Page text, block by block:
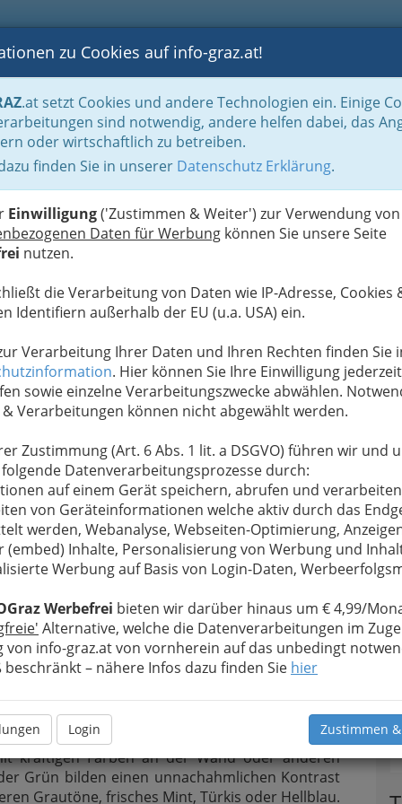
BLOGS FOTOS GASTRONOMIE BRANCHEN
zu Cookies auf info-graz.at!
.at setzt Cookies und andere Technologien ein. Einige
sind notwendig, andere helfen dabei, das
oder wirtschaftlich zu betreiben.
finden Sie in unserer Datenschutz Erklärung.
Einwilligung('Zustimmen & Weiter') zur Verwendung von
Daten für Werbung können Sie unsere Seite
nutzen.
die Verarbeitung von Daten wie IP-Adresse, Cookies
Identifiern außerhalb der EU (u.a. USA) ein.
Verarbeitung Ihrer Daten und Ihren Rechten finden Sie
. Hier können Sie Ihre Einwilligung jederzeit
sowie einzelne Verarbeitungszwecke abwählen.
& Verarbeitungen können nicht abgewählt werden.
Zustimmung (Art. 6 Abs. 1 lit. a DSGVO) führen wir und
Datenverarbeitungsprozesse durch:
auf einem Gerät speichern, abrufen und
von Geräteinformationen welche aktiv durch das
werden, Webanalyse, Webseiten-Optimierung,
(embed) Inhalte, Personalisierung von Werbung und
Werbung auf Basis von Login-Daten,
Werbefrei bieten wir darüber hinaus um € 4,99/
Alternative, welche die Datenverarbeitungen im
von info-graz.at von vornherein auf das unbedingt
beschränkt – nähere Infos dazu finden Sie hier
Login Zustimmen
Handel in Graz Dinge des täglichen Lebens Einrichtung Möbel und
So gelingt das
rustikal und modern
Optik, sondern versprühen
ein Muss, sondern lassen sich wunderbar
Blautönen zur Geltung kommt oder Esche bei
Tipps.
sind besonders angesagt
nie aus der Mode kommt. Erlaubt ist, was
Damit dieEchtholz-Stückeoptimal zur Geltung
auchOnline-IdeenderEinrichtungshäuser
und dunkle Hölzer werden mit verschiedenen
passen längst nicht zu allen Holzarten.
zur Verfügung, die sich mit ein wenig
setzen lassen.
Tische, Kommoden und Co.
kräftigen Farben an der Wand oder anderen
Grün bilden einen unnachahmlichen Kontrast
Grautöne, frisches Mint, Türkis oder Hellblau.